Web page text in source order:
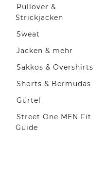
Pullover &
Strickjacken
Sweat
Jacken & mehr
Sakkos & Overshirts
Shorts & Bermudas
Gürtel
Street One MEN Fit
Guide